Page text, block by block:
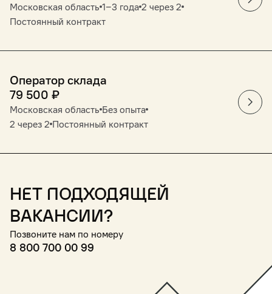
Московская область 1‒3 года 2 через 2
Постоянный контракт
Оператор склада
79 500 ₽
Московская область Без опыта
2 через 2 Постоянный контракт
Нет подходящей
вакансии?
Позвоните нам по номеру
8 800 700 00 99